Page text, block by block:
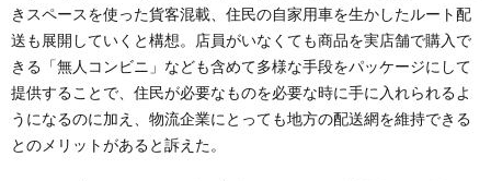
きスペースを使った貨客混載、住民の自家用車を生かしたルート配
送も展開していくと構想。店員がいなくても商品を実店舗で購入で
きる「無人コンビニ」なども含めて多様な手段をパッケージにして
提供することで、住民が必要なものを必要な時に手に入れられるよ
うになるのに加え、物流企業にとっても地方の配送網を維持できる
とのメリットがあると訴えた。